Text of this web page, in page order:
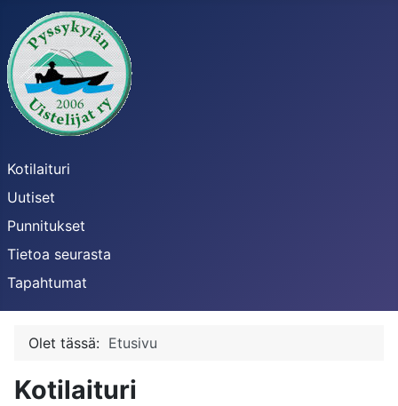
Kotilaituri
Uutiset
Punnitukset
Tietoa seurasta
Tapahtumat
Olet tässä: Etusivu
Kotilaituri